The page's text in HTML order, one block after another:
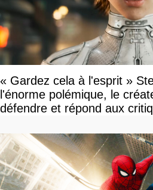
« Gardez cela à l'esprit »
l'énorme polémique, le
défendre et répond aux